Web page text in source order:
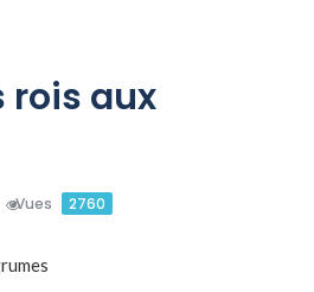
rois aux
Vues 2760